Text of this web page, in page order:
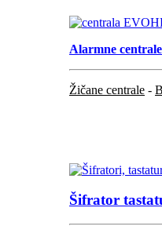
Alarmne centrale
Žičane centrale -
Šifrator